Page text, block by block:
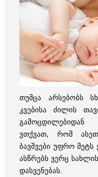
თუმცა არსებობს
კვებისა ძილის
გამოცდილებიდან
ვთქვათ, რომ
ბავშვები უფრო
ასწრებს ვერც
დასვენებას.